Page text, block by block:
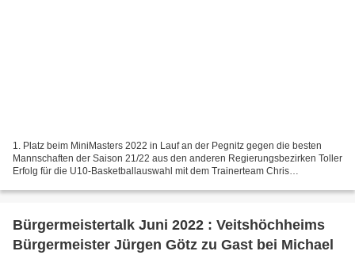
1. Platz beim MiniMasters 2022 in Lauf an der Pegnitz gegen die besten
Mannschaften der Saison 21/22 aus den anderen Regierungsbezirken Toller
Erfolg für die U10-Basketballauswahl mit dem Trainerteam Chris
Bürgermeistertalk Juni 2022 : Veitshöchheims
Bürgermeister Jürgen Götz zu Gast bei Michael